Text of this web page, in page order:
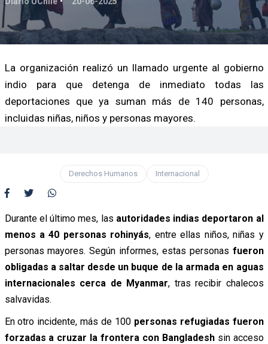
La organización realizó un llamado urgente al gobierno
indio para que detenga de inmediato todas las
deportaciones que ya suman más de 140 personas,
incluidas niñas, niños y personas mayores.
Derechos Humanos Internacional
Durante el último mes, las autoridades indias deportaron al
menos a 40 personas rohinyás, entre ellas niños, niñas y
personas mayores. Según informes, estas personas fueron
obligadas a saltar desde un buque de la armada en aguas
internacionales cerca de Myanmar, tras recibir chalecos
salvavidas.
En otro incidente, más de 100personas refugiadas fueron
forzadas a cruzar la frontera con Bangladeshsin acceso